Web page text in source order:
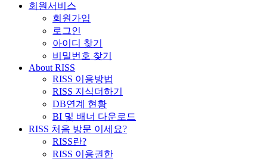
회원서비스
회원가입
로그인
아이디 찾기
비밀번호 찾기
About RISS
RISS 이용방법
RISS 지식더하기
DB연계 현황
BI 및 배너 다운로드
RISS 처음 방문 이세요?
RISS란?
RISS 이용권한